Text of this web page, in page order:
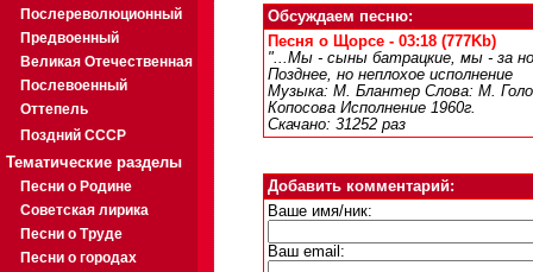
Послереволюционный
Предвоенный
Великая Отечественная
Послевоенный
Оттепель
Поздний СССР
Тематические разделы
Песни о Родине
Советская лирика
Песни о Труде
Песни о городах
Обсуждаем песню:
Песня о Щорсе - 03:18 (777Kb)
"...Мы - сыны батрацкие, мы - за
Позднее, но неплохое исполнение
Музыка: М. Блантер Слова: М.
Копосова Исполнение 1960г.
Скачано: 31252 раз
Добавить комментарий:
Ваше имя/ник:
Ваш email: